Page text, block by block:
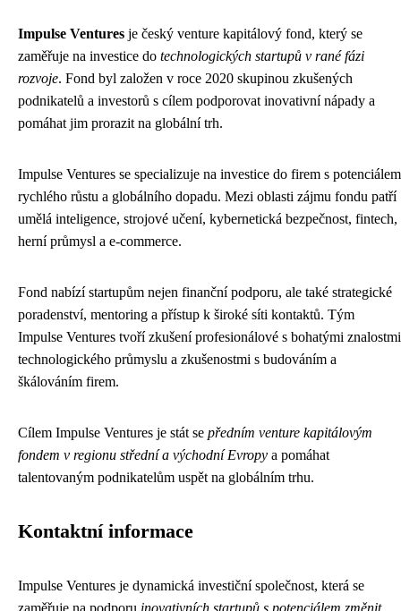
Impulse Ventures je český venture kapitálový fond, který se
zaměřuje na investice do technologických startupů v rané fázi
rozvoje. Fond byl založen v roce 2020 skupinou zkušených
podnikatelů a investorů s cílem podporovat inovativní nápady a
pomáhat jim prorazit na globální trh.
Impulse Ventures se specializuje na investice do firem s potenciálem
rychlého růstu a globálního dopadu. Mezi oblasti zájmu fondu patří
umělá inteligence, strojové učení, kybernetická bezpečnost, fintech,
herní průmysl a e-commerce.
Fond nabízí startupům nejen finanční podporu, ale také strategické
poradenství, mentoring a přístup k široké síti kontaktů. Tým
Impulse Ventures tvoří zkušení profesionálové s bohatými znalostmi
technologického průmyslu a zkušenostmi s budováním a
škálováním firem.
Cílem Impulse Ventures je stát se předním venture kapitálovým
fondem v regionu střední a východní Evropy a pomáhat
talentovaným podnikatelům uspět na globálním trhu.
Kontaktní informace
Impulse Ventures je dynamická investiční společnost, která se
zaměřuje na podporu inovativních startupů s potenciálem změnit